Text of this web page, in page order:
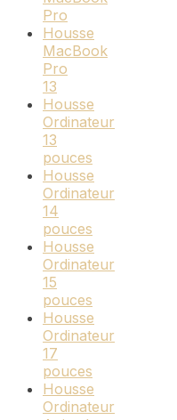
Pro
Housse
MacBook
Pro
13
Housse
Ordinateur
13
pouces
Housse
Ordinateur
14
pouces
Housse
Ordinateur
15
pouces
Housse
Ordinateur
17
pouces
Housse
Ordinateur